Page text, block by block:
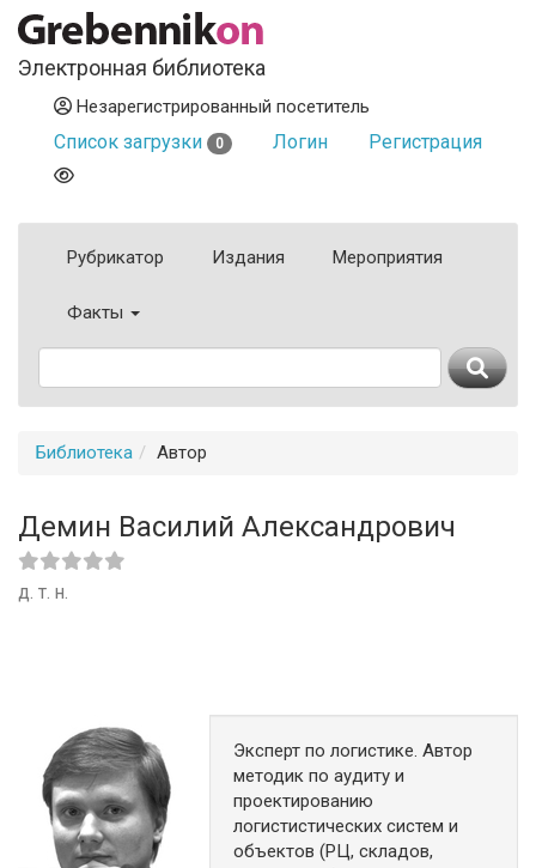
Электронная библиотека
Незарегистрированный посетитель
Список загрузки 0 Логин Регистрация
Рубрикатор Издания Мероприятия
Факты
Библиотека Автор
Демин Василий Александрович
д. т. н.
Эксперт по логистике. Автор
методик по аудиту и
проектированию
логистистических систем и
объектов (РЦ, складов,